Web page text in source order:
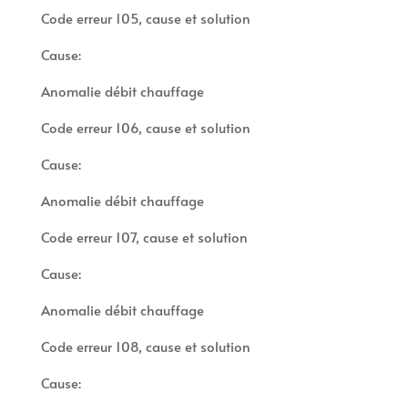
Code erreur 105, cause et solution
Cause:
Anomalie débit chauffage
Code erreur 106, cause et solution
Cause:
Anomalie débit chauffage
Code erreur 107, cause et solution
Cause:
Anomalie débit chauffage
Code erreur 108, cause et solution
Cause: